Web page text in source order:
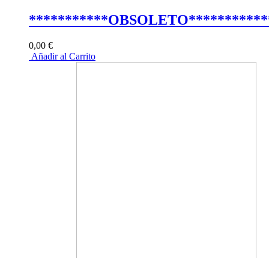
0,00 €
Añadir al Carrito